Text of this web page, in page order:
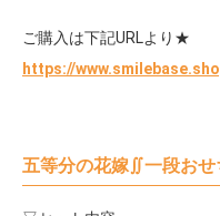
ご購入は下記URLより★
https://
五等分の花嫁∬一段おせ